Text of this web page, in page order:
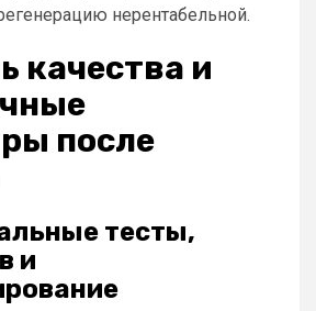
нерентабельной.
качества и
после
тесты,
и